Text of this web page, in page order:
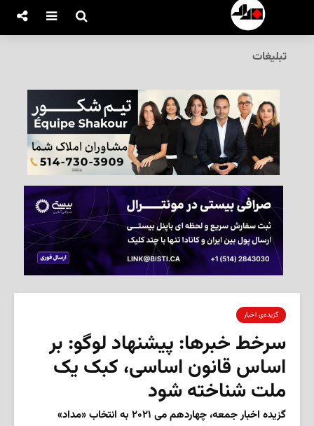
تبلیغات
گزیده‌ی‌ اخبار
سرخط خبرها: پیشنهاد لوگو: بر
اساس قانون اساسی، کبک یک
ملت شناخته شود
گزیده اخبار جمعه، چهاردهم می ۲۰۲۱ به انتخاب «مداد»